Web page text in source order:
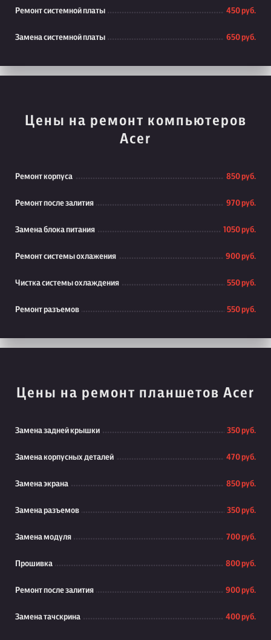
Ремонт системной платы 450 руб.
Замена системной платы 650 руб.
Цены на ремонт компьютеров
Acer
Ремонт корпуса 850 руб.
Ремонт после залития 970 руб.
Замена блока питания 1050 руб.
Ремонт системы охлажения 900 руб.
Чистка системы охлаждения 550 руб.
Ремонт разъемов 550 руб.
Цены на ремонт планшетов Acer
Замена задней крышки 350 руб.
Замена корпусных деталей 470 руб.
Замена экрана 850 руб.
Замена разъемов 350 руб.
Замена модуля 700 руб.
Прошивка 800 руб.
Ремонт после залития 900 руб.
Замена тачскрина 400 руб.